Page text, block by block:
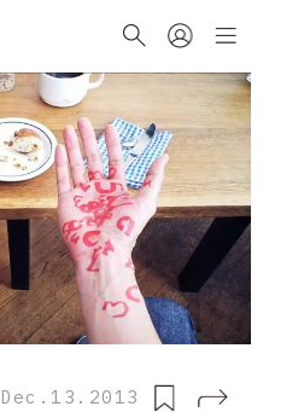
Dec.13.2013